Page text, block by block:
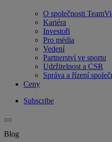
O společnosti
Kariéra
Investoři
Pro média
Vedení
Partnerství ve sportu
Udržitelnost a CSR
Správa a řízení
Ceny
Subscribe
Blog